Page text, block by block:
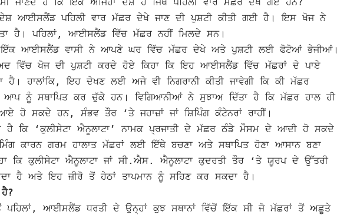
ਆਈਸਲੈਂਡ ਪਹਿਲੀ ਵਾਰ ਮੱਛਰ ਦੇਖੇ ਜਾਣ ਦੀ ਪੁਸ਼ਟੀ ਕੀਤੀ ਗਈ ਹੈ। ਇਸ ਖੋਜ ਨੇ
ਹੈ।ਪਹਿਲਾਂ, ਆਈਸਲੈਂਡ ਵਿੱਚ ਮੱਛਰ ਨਹੀਂ ਮਿਲਦੇ ਸਨ।
ਇੱਕ ਆਈਸਲੈਂਡ ਵਾਸੀ ਨੇ ਆਪਣੇ ਘਰ ਵਿੱਚ ਮੱਛਰ ਦੇਖੇ ਅਤੇ ਪੁਸ਼ਟੀ ਲਈ ਫੋਟੋਆਂ ਭੇਜੀਆਂ।
ਵਿੱਚ ਖੋਜ ਦੀ ਪੁਸ਼ਟੀ ਕਰਦੇ ਹੋਏ ਕਿਹਾ ਕਿ ਇਹ ਆਈਸਲੈਂਡ ਵਿੱਚ ਮੱਛਰਾਂ ਦੇ ਪਾਏ
ਹੈ।ਹਾਲਾਂਕਿ, ਇਹ ਦੇਖਣ ਲਈ ਅਜੇ ਵੀ ਨਿਗਰਾਨੀ ਕੀਤੀ ਜਾਵੇਗੀ ਕਿ ਕੀ ਮੱਛਰ
ਨੂੰ ਸਥਾਪਿਤ ਕਰ ਚੁੱਕੇ ਹਨ। ਵਿਗਿਆਨੀਆਂ ਨੇ ਸੁਝਾਅ ਦਿੱਤਾ ਹੈ ਕਿ ਮੱਛਰ ਹਾਲ ਹੀ
ਹੋ ਸਕਦੇ ਹਨ, ਸੰਭਵ ਤੌਰ ‘ਤੇ ਜਹਾਜ਼ਾਂ ਜਾਂ ਸ਼ਿਪਿੰਗ ਕੰਟੇਨਰਾਂ ਰਾਹੀਂ।
ਹੈ ਕਿ ‘ਕੁਲੀਸੇਟਾ ਐਨੂਲਾਟਾ’ ਨਾਮਕ ਪ੍ਰਜਾਤੀ ਦੇ ਮੱਛਰ ਠੰਡੇ ਮੌਸਮ ਦੇ ਆਦੀ ਹੋ ਸਕਦੇ
ਕਾਰਨ ਗਰਮ ਹਾਲਾਤ ਮੱਛਰਾਂ ਲਈ ਇੱਥੇ ਬਚਣਾ ਅਤੇ ਸਥਾਪਿਤ ਹੋਣਾ ਆਸਾਨ ਬਣਾ
ਕਿ ਕੁਲੀਸੇਟਾ ਐਨੂਲਾਟਾ ਜਾਂ ਸੀ.ਐਸ. ਐਨੂਲਾਟਾ ਕੁਦਰਤੀ ਤੌਰ ‘ਤੇ ਯੂਰਪ ਦੇ ਉੱਤਰੀ
ਹੈ ਅਤੇ ਇਹ ਜ਼ੀਰੋ ਤੋਂ ਹੇਠਾਂ ਤਾਪਮਾਨ ਨੂੰ ਸਹਿਣ ਕਰ ਸਕਦਾ ਹੈ।
ਆਈਸਲੈਂਡ ਧਰਤੀ ਦੇ ਉਨ੍ਹਾਂ ਕੁਝ ਸਥਾਨਾਂ ਵਿੱਚੋਂ ਇੱਕ ਸੀ ਜੋ ਮੱਛਰਾਂ ਤੋਂ ਅਛੂਤੇ